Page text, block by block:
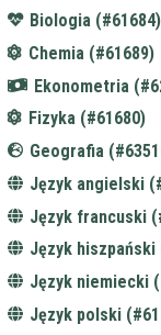
Biologia (#61684)
Chemia (#61689)
Ekonometria
Fizyka (#61680)
Geografia
Język angielski
Język francuski
Język hiszpański
Język niemiecki
Język polski